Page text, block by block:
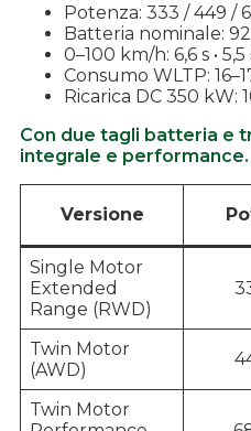
Potenza: 333 / 449 /
Batteria nominale:
0–100 km/h: 6,6 s • 5,5
Consumo WLTP:
Ricarica DC 350 kW:
Con due tagli batteria e
integrale e performance.
Versione
Single Motor
Extended
Range (RWD)
Twin Motor
(AWD)
Twin Motor